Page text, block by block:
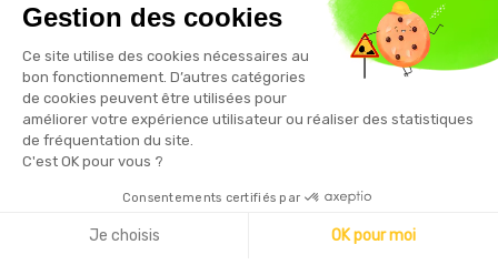
Vous pouvez vous désinscrire à tout moment en cliquant sur le
lien présent dans nos emails
Copyright © 2026 - Sécurama
Gestion des cookies
Ce site utilise des cookies nécessaires au
bon fonctionnement. D’autres catégories
de cookies peuvent être utilisées pour
améliorer votre expérience utilisateur ou réaliser des statistiques
de fréquentation du site.
C'est OK pour vous ?
Consentements certifiés par
Je choisis OK pour moi